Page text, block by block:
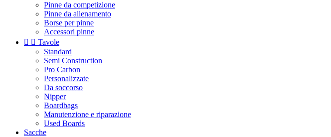
Pinne da competizione
Pinne da allenamento
Borse per pinne
Accessori pinne
  Tavole
Standard
Semi Construction
Pro Carbon
Personalizzate
Da soccorso
Nipper
Boardbags
Manutenzione e riparazione
Used Boards
Sacche